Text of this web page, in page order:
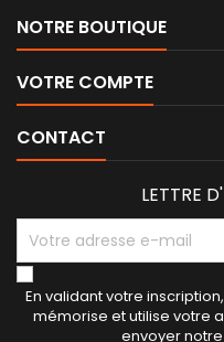
NOTRE BOUTIQUE
VOTRE COMPTE
CONTACT
LETTRE
En validant votre
mémorise et utilise votre
envoyer